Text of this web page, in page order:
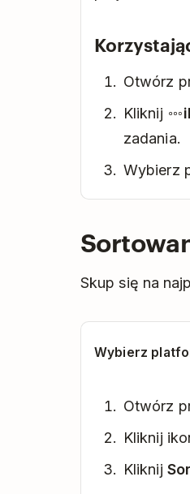
Otwórz
Kliknij
zadania.
Wybierz
Skup się na
Wybierz
Otwórz
Kliknij
Kliknij